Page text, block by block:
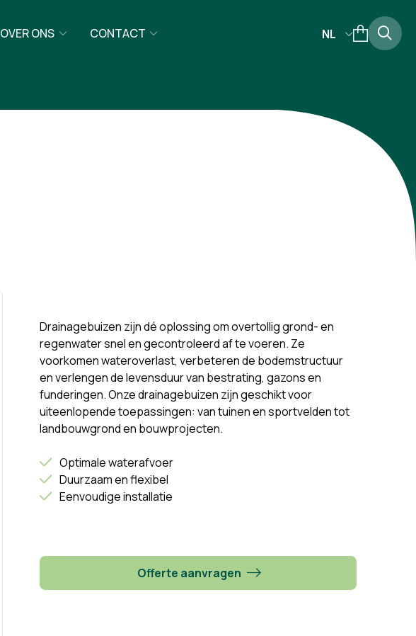
OVER ONS CONTACT NL
Drainagebuizen zijn dé oplossing om overtollig grond- en
regenwater snel en gecontroleerd af te voeren. Ze
voorkomen wateroverlast, verbeteren de bodemstructuur
en verlengen de levensduur van bestrating, gazons en
funderingen. Onze drainagebuizen zijn geschikt voor
uiteenlopende toepassingen: van tuinen en sportvelden tot
landbouwgrond en bouwprojecten.
Optimale waterafvoer
Duurzaam en flexibel
Eenvoudige installatie
Offerte aanvragen